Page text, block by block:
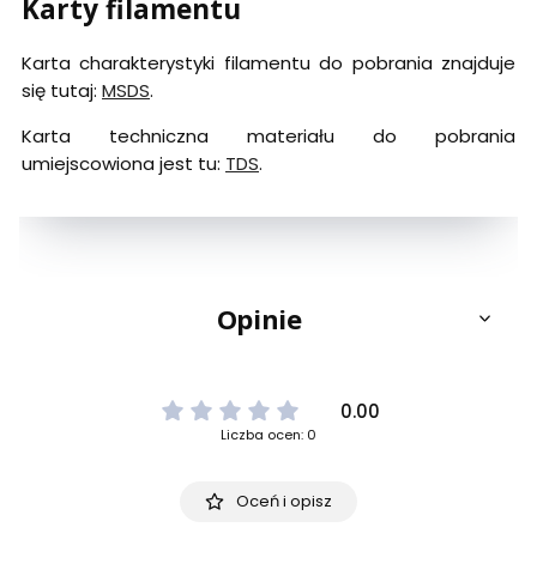
Karty filamentu
Karta charakterystyki filamentu do pobrania znajduje
się tutaj: MSDS.
Karta techniczna materiału do pobrania
umiejscowiona jest tu: TDS.
Opinie
0.00
Liczba ocen: 0
Oceń i opisz